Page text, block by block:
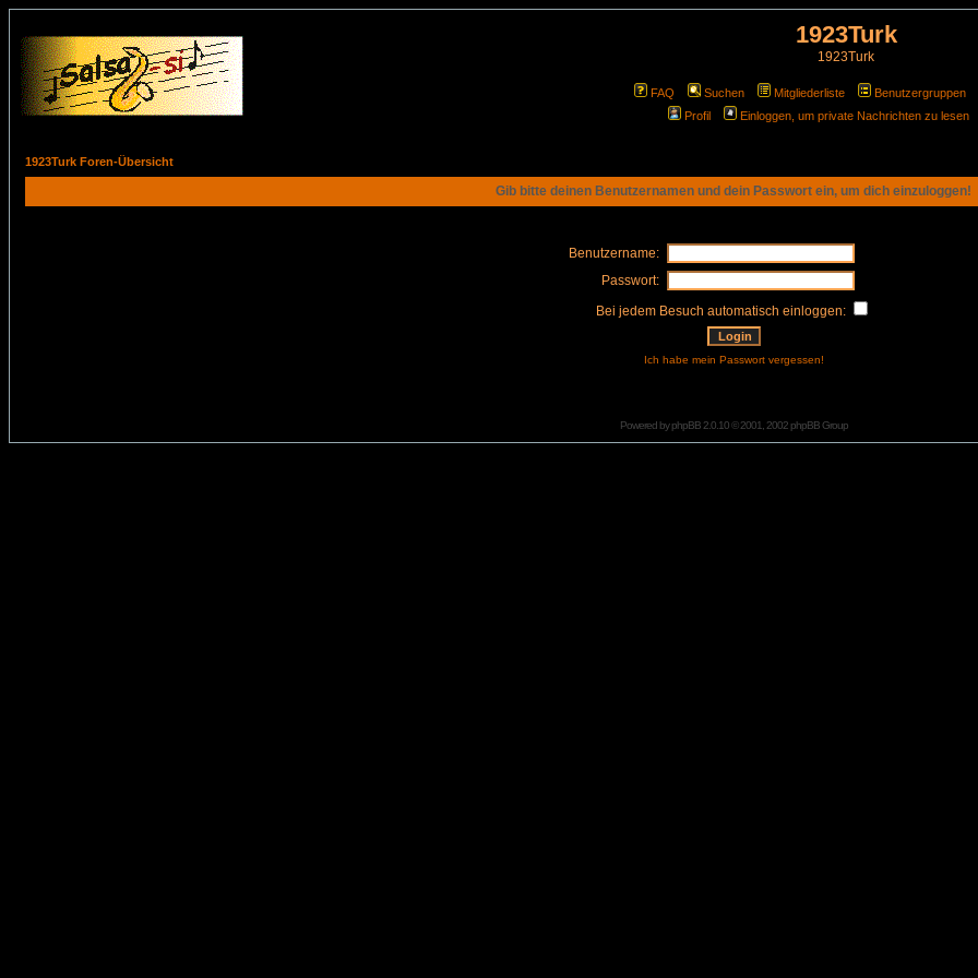
1923Turk
1923Turk
FAQ Suchen Mitgliederliste Benutzergruppen
Profil
Einloggen, um private Nachrichten zu lesen
1923Turk Foren-Übersicht
Gib bitte deinen Benutzernamen und dein Passwort ein, um dich einzuloggen!
Benutzername:
Passwort:
Bei jedem Besuch automatisch einloggen:
Ich habe mein Passwort vergessen!
Powered byphpBB2.0.10 © 2001, 2002 phpBB Group